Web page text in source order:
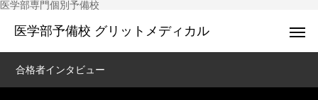
医学部専門個別予備校
医学部予備校 グリットメディカル
合格者インタビュー